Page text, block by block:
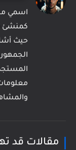
اسمي
كمنشئ
حيث
مقالات قد